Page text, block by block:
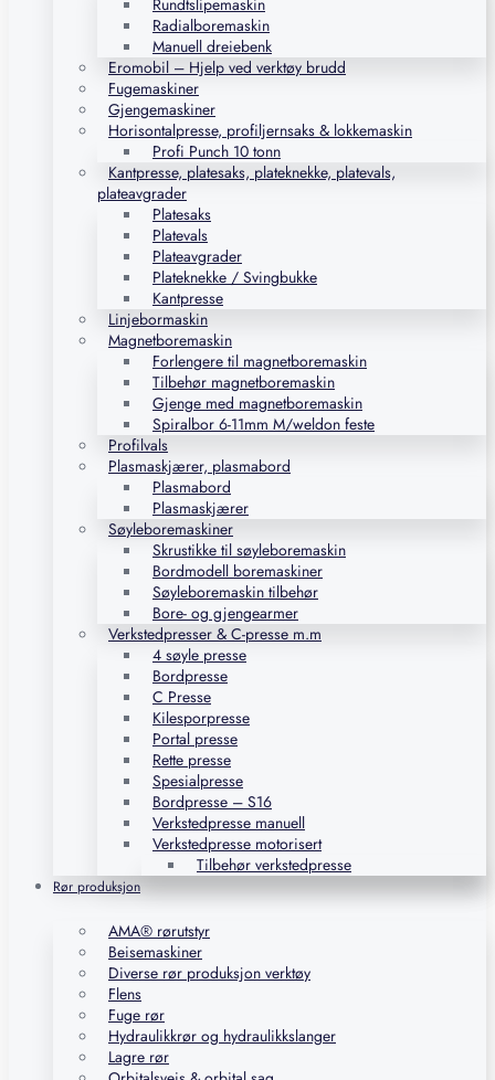
Rundtslipemaskin
Radialboremaskin
Manuell dreiebenk
Eromobil – Hjelp ved verktøy brudd
Fugemaskiner
Gjengemaskiner
Horisontalpresse, profiljernsaks & lokkemaskin
Profi Punch 10 tonn
Kantpresse, platesaks, plateknekke, platevals,
plateavgrader
Platesaks
Platevals
Plateavgrader
Plateknekke / Svingbukke
Kantpresse
Linjebormaskin
Magnetboremaskin
Forlengere til magnetboremaskin
Tilbehør magnetboremaskin
Gjenge med magnetboremaskin
Spiralbor 6-11mm M/weldon feste
Profilvals
Plasmaskjærer, plasmabord
Plasmabord
Plasmaskjærer
Søyleboremaskiner
Skrustikke til søyleboremaskin
Bordmodell boremaskiner
Søyleboremaskin tilbehør
Bore- og gjengearmer
Verkstedpresser & C-presse m.m
4 søyle presse
Bordpresse
C Presse
Kilesporpresse
Portal presse
Rette presse
Spesialpresse
Bordpresse – S16
Verkstedpresse manuell
Verkstedpresse motorisert
Tilbehør verkstedpresse
Rør produksjon
AMA® rørutstyr
Beisemaskiner
Diverse rør produksjon verktøy
Flens
Fuge rør
Hydraulikkrør og hydraulikkslanger
Lagre rør